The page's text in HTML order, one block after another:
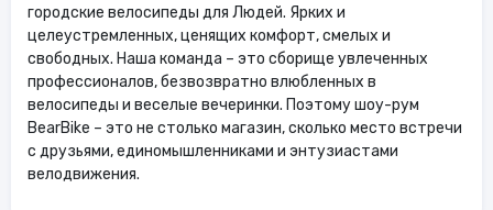
городские велосипеды для Людей. Ярких и
целеустремленных, ценящих комфорт, смелых и
свободных. Наша команда – это сборище увлеченных
профессионалов, безвозвратно влюбленных в
велосипеды и веселые вечеринки. Поэтому шоу-рум
BearBike – это не столько магазин, сколько место встречи
с друзьями, единомышленниками и энтузиастами
велодвижения.